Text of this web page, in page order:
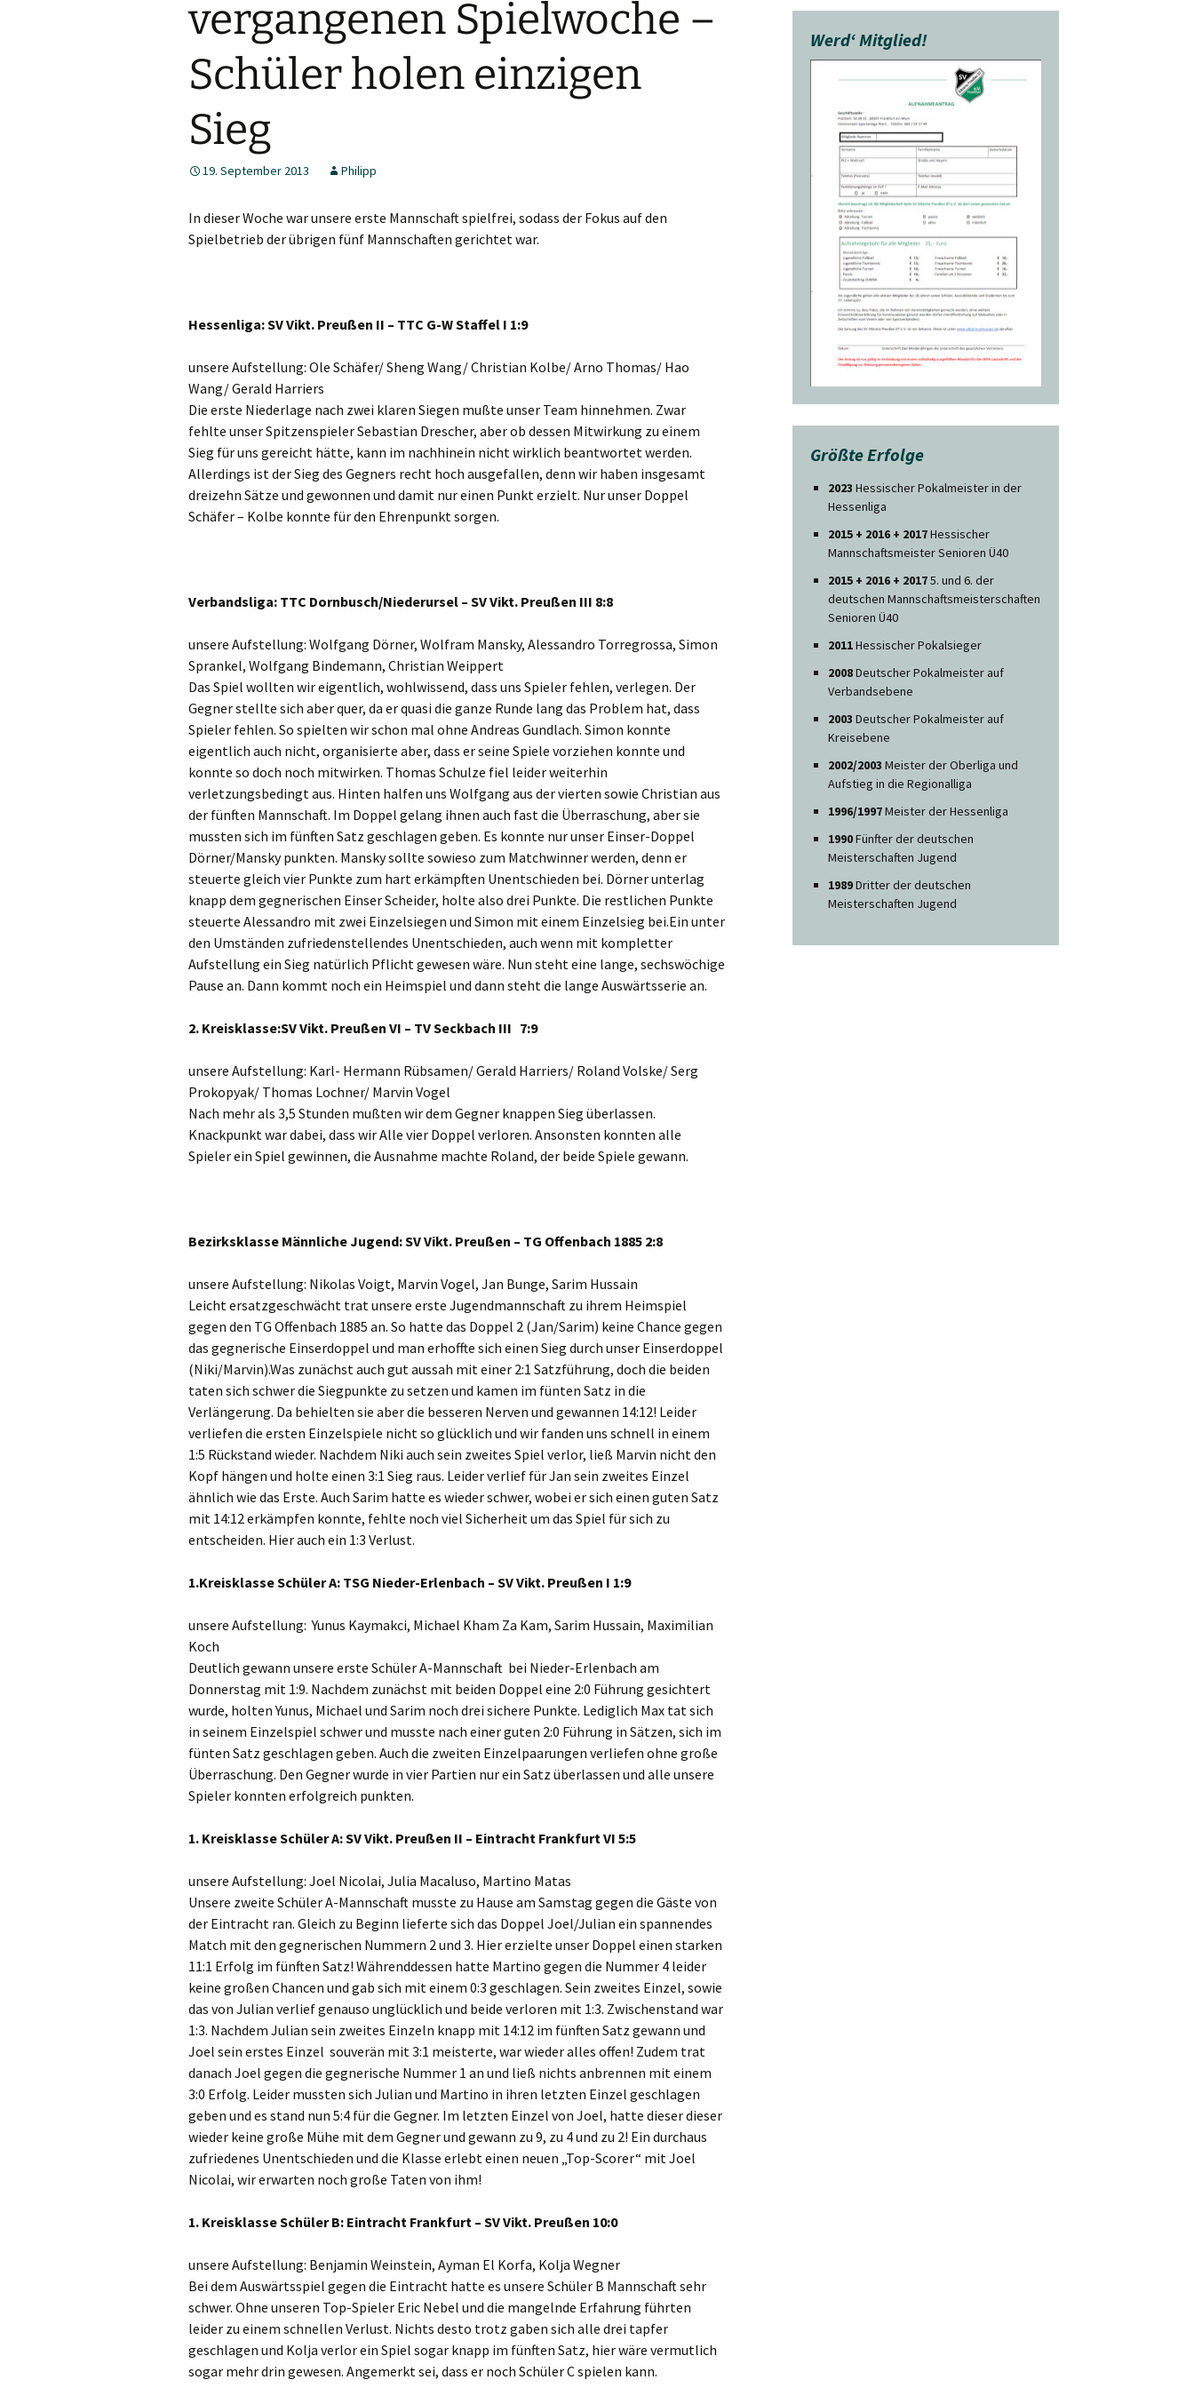
5. Herren
Jungen 19 I
vergangenen Spielwoche –
Schüler holen einzigen
Sieg
19. September 2013 Philipp
In dieser Woche war unsere erste Mannschaft spielfrei, sodass der Fokus auf den
Spielbetrieb der übrigen fünf Mannschaften gerichtet war.
Hessenliga: SV Vikt. Preußen II – TTC G-W Staffel I 1:9
unsere Aufstellung: Ole Schäfer/ Sheng Wang/ Christian Kolbe/ Arno Thomas/ Hao
Wang/ Gerald Harriers
Die erste Niederlage nach zwei klaren Siegen mußte unser Team hinnehmen. Zwar
fehlte unser Spitzenspieler Sebastian Drescher, aber ob dessen Mitwirkung zu einem
Sieg für uns gereicht hätte, kann im nachhinein nicht wirklich beantwortet werden.
Allerdings ist der Sieg des Gegners recht hoch ausgefallen, denn wir haben insgesamt
dreizehn Sätze und gewonnen und damit nur einen Punkt erzielt. Nur unser Doppel
Schäfer – Kolbe konnte für den Ehrenpunkt sorgen.
Verbandsliga: TTC Dornbusch/Niederursel – SV Vikt. Preußen III 8:8
unsere Aufstellung: Wolfgang Dörner, Wolfram Mansky, Alessandro Torregrossa, Simon
Sprankel, Wolfgang Bindemann, Christian Weippert
Das Spiel wollten wir eigentlich, wohlwissend, dass uns Spieler fehlen, verlegen. Der
Gegner stellte sich aber quer, da er quasi die ganze Runde lang das Problem hat, dass
Spieler fehlen. So spielten wir schon mal ohne Andreas Gundlach. Simon konnte
eigentlich auch nicht, organisierte aber, dass er seine Spiele vorziehen konnte und
konnte so doch noch mitwirken. Thomas Schulze fiel leider weiterhin
verletzungsbedingt aus. Hinten halfen uns Wolfgang aus der vierten sowie Christian aus
der fünften Mannschaft. Im Doppel gelang ihnen auch fast die Überraschung, aber sie
mussten sich im fünften Satz geschlagen geben. Es konnte nur unser Einser-Doppel
Dörner/Mansky punkten. Mansky sollte sowieso zum Matchwinner werden, denn er
steuerte gleich vier Punkte zum hart erkämpften Unentschieden bei. Dörner unterlag
knapp dem gegnerischen Einser Scheider, holte also drei Punkte. Die restlichen Punkte
steuerte Alessandro mit zwei Einzelsiegen und Simon mit einem Einzelsieg bei.Ein unter
den Umständen zufriedenstellendes Unentschieden, auch wenn mit kompletter
Aufstellung ein Sieg natürlich Pflicht gewesen wäre. Nun steht eine lange, sechswöchige
Pause an. Dann kommt noch ein Heimspiel und dann steht die lange Auswärtsserie an.
2. Kreisklasse:SV Vikt. Preußen VI – TV Seckbach III 7:9
unsere Aufstellung: Karl- Hermann Rübsamen/ Gerald Harriers/ Roland Volske/ Serg
Prokopyak/ Thomas Lochner/ Marvin Vogel
Nach mehr als 3,5 Stunden mußten wir dem Gegner knappen Sieg überlassen.
Knackpunkt war dabei, dass wir Alle vier Doppel verloren. Ansonsten konnten alle
Spieler ein Spiel gewinnen, die Ausnahme machte Roland, der beide Spiele gewann.
Bezirksklasse Männliche Jugend: SV Vikt. Preußen – TG Offenbach 1885 2:8
unsere Aufstellung: Nikolas Voigt, Marvin Vogel, Jan Bunge, Sarim Hussain
Leicht ersatzgeschwächt trat unsere erste Jugendmannschaft zu ihrem Heimspiel
gegen den TG Offenbach 1885 an. So hatte das Doppel 2 (Jan/Sarim) keine Chance gegen
das gegnerische Einserdoppel und man erhoffte sich einen Sieg durch unser Einserdoppel
(Niki/Marvin).Was zunächst auch gut aussah mit einer 2:1 Satzführung, doch die beiden
taten sich schwer die Siegpunkte zu setzen und kamen im fünten Satz in die
Verlängerung. Da behielten sie aber die besseren Nerven und gewannen 14:12! Leider
verliefen die ersten Einzelspiele nicht so glücklich und wir fanden uns schnell in einem
1:5 Rückstand wieder. Nachdem Niki auch sein zweites Spiel verlor, ließ Marvin nicht den
Kopf hängen und holte einen 3:1 Sieg raus. Leider verlief für Jan sein zweites Einzel
ähnlich wie das Erste. Auch Sarim hatte es wieder schwer, wobei er sich einen guten Satz
mit 14:12 erkämpfen konnte, fehlte noch viel Sicherheit um das Spiel für sich zu
entscheiden. Hier auch ein 1:3 Verlust.
1.Kreisklasse Schüler A: TSG Nieder-Erlenbach – SV Vikt. Preußen I 1:9
unsere Aufstellung: Yunus Kaymakci, Michael Kham Za Kam, Sarim Hussain, Maximilian
Koch
Deutlich gewann unsere erste Schüler A-Mannschaft bei Nieder-Erlenbach am
Donnerstag mit 1:9. Nachdem zunächst mit beiden Doppel eine 2:0 Führung gesichtert
wurde, holten Yunus, Michael und Sarim noch drei sichere Punkte. Lediglich Max tat sich
in seinem Einzelspiel schwer und musste nach einer guten 2:0 Führung in Sätzen, sich im
fünten Satz geschlagen geben. Auch die zweiten Einzelpaarungen verliefen ohne große
Überraschung. Den Gegner wurde in vier Partien nur ein Satz überlassen und alle unsere
Spieler konnten erfolgreich punkten.
1. Kreisklasse Schüler A: SV Vikt. Preußen II – Eintracht FrankfurtVI 5:5
unsere Aufstellung: Joel Nicolai, Julia Macaluso, Martino Matas
Unsere zweite Schüler A-Mannschaft musste zu Hause am Samstag gegen die Gäste von
der Eintracht ran. Gleich zu Beginn lieferte sich das Doppel Joel/Julian ein spannendes
Match mit den gegnerischen Nummern 2 und 3. Hier erzielte unser Doppel einen starken
11:1 Erfolg im fünften Satz! Währenddessen hatte Martino gegen die Nummer 4 leider
keine großen Chancen und gab sich mit einem 0:3 geschlagen. Sein zweites Einzel, sowie
das von Julian verlief genauso unglücklich und beide verloren mit 1:3. Zwischenstand war
1:3. Nachdem Julian sein zweites Einzeln knapp mit 14:12 im fünften Satz gewann und
Joel sein erstes Einzel souverän mit 3:1 meisterte, war wieder alles offen! Zudem trat
danach Joel gegen die gegnerische Nummer 1 an und ließ nichts anbrennen mit einem
3:0 Erfolg. Leider mussten sich Julian und Martino in ihren letzten Einzel geschlagen
geben und es stand nun 5:4 für die Gegner. Im letzten Einzel von Joel, hatte dieser dieser
wieder keine große Mühe mit dem Gegner und gewann zu 9, zu 4 und zu 2! Ein durchaus
zufriedenes Unentschieden und die Klasse erlebt einen neuen „Top-Scorer“ mit Joel
Nicolai, wir erwarten noch große Taten von ihm!
1. Kreisklasse Schüler B: Eintracht Frankfurt – SV Vikt. Preußen 10:0
unsere Aufstellung: Benjamin Weinstein, Ayman El Korfa, Kolja Wegner
Bei dem Auswärtsspiel gegen die Eintracht hatte es unsere Schüler B Mannschaft sehr
schwer. Ohne unseren Top-Spieler Eric Nebel und die mangelnde Erfahrung führten
leider zu einem schnellen Verlust. Nichts desto trotz gaben sich alle drei tapfer
geschlagen und Kolja verlor ein Spiel sogar knapp im fünften Satz, hier wäre vermutlich
sogar mehr drin gewesen. Angemerkt sei, dass er noch Schüler C spielen kann.
Werd‘ Mitglied!
Größte Erfolge
2023 Hessischer Pokalmeister in der
Hessenliga
2015 + 2016 + 2017Hessischer
Mannschaftsmeister Senioren Ü40
2015 + 2016 + 20175. und 6. der
deutschen Mannschaftsmeisterschaften
Senioren Ü40
2011Hessischer Pokalsieger
2008Deutscher Pokalmeister auf
Verbandsebene
2003 Deutscher Pokalmeister auf
Kreisebene
2002/2003 Meister der Oberliga und
Aufstieg in die Regionalliga
1996/1997Meister der Hessenliga
1990Fünfter der deutschen
Meisterschaften Jugend
1989Dritter der deutschen
Meisterschaften Jugend